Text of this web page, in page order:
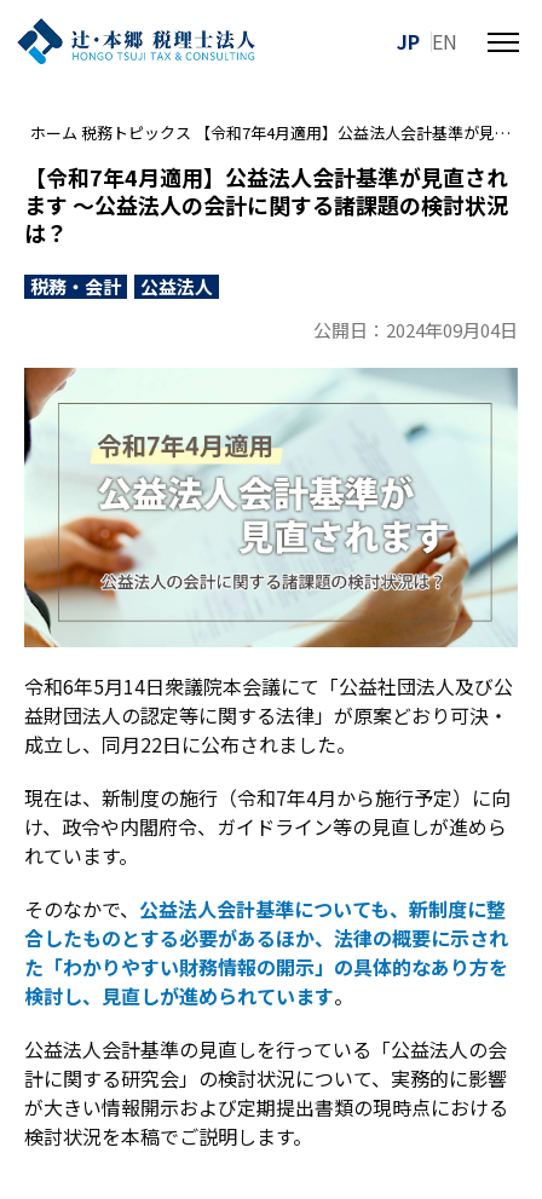
JP EN
メ
ー
を
開
ホーム 税務トピックス 【令和7年4月適用】公益法人会計基準が見直されます ～公益法人の会計に関する諸課題の検討状況は？
【令和7年4月適用】公益法人会計基準が見直され
ます ～公益法人の会計に関する諸課題の検討状況
は？
税務・会計
公益法人
公開日：2024年09月04日
令和6年5月14日衆議院本会議にて「公益社団法人及び公
益財団法人の認定等に関する法律」が原案どおり可決・
成立し、同月22日に公布されました。
現在は、新制度の施行（令和7年4月から施行予定）に向
け、政令や内閣府令、ガイドライン等の見直しが進めら
れています。
そのなかで、 公益法人会計基準についても、新制度に整
合したものとする必要があるほか、法律の概要に示され
た「わかりやすい財務情報の開示」の具体的なあり方を
検討し、見直しが進められています。
公益法人会計基準の見直しを行っている「公益法人の会
計に関する研究会」の検討状況について、実務的に影響
が大きい情報開示および定期提出書類の現時点における
検討状況を本稿でご説明します。